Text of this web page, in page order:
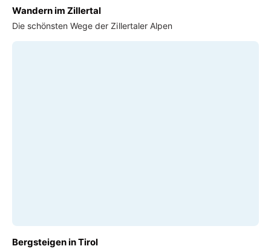
Wandern im Zillertal
Die schönsten Wege der Zillertaler Alpen
Bergsteigen in Tirol